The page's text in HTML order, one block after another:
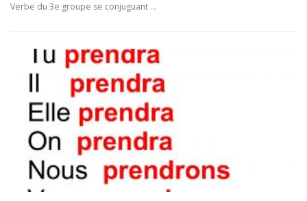
Verbe du 3e groupe se conjuguant …